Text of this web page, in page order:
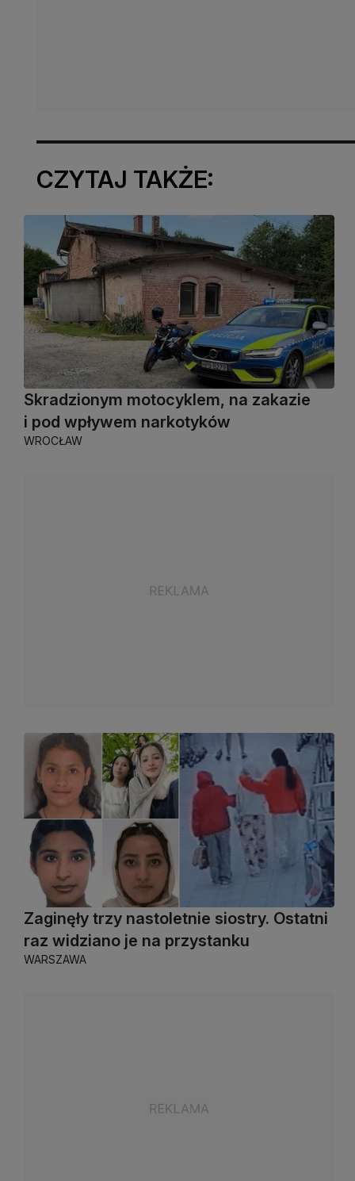
CZYTAJ TAKŻE:
Skradzionym motocyklem, na zakazie
i pod wpływem narkotyków
WROCŁAW
Zaginęły trzy nastoletnie siostry. Ostatni
raz widziano je na przystanku
WARSZAWA